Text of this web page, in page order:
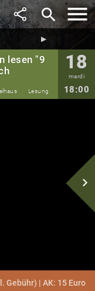
search
▶︎
lesen "9
18
mardi
18:00
Lesung
navigate_next
Gebühr) | AK: 15 Euro